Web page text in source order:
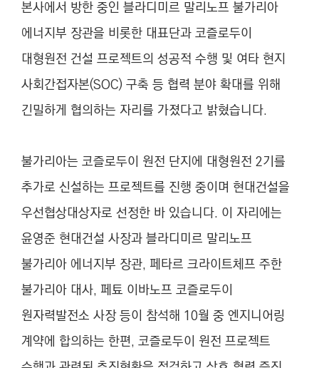
본사에서 방한 중인 블라디미르 말리노프 불가리아
에너지부 장관을 비롯한 대표단과 코즐로두이
대형원전 건설 프로젝트의 성공적 수행 및 여타 현지
사회간접자본(SOC) 구축 등 협력 분야 확대를 위해
긴밀하게 협의하는 자리를 가졌다고 밝혔습니다.
불가리아는 코즐로두이 원전 단지에 대형원전 2기를
추가로 신설하는 프로젝트를 진행 중이며 현대건설을
우선협상대상자로 선정한 바 있습니다. 이 자리에는
윤영준 현대건설 사장과 블라디미르 말리노프
불가리아 에너지부 장관, 페타르 크라이트체프 주한
불가리아 대사, 페툐 이바노프 코즐로두이
원자력발전소 사장 등이 참석해 10월 중 엔지니어링
계약에 합의하는 한편, 코즐로두이 원전 프로젝트